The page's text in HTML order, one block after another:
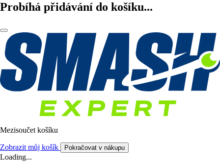
Probíhá přidávání do košíku...
Mezisoučet košíku
Zobrazit můj košík Pokračovat v nákupu
Loading...